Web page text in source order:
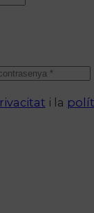
i la